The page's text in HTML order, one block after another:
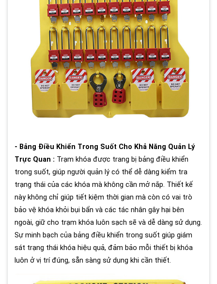
- Bảng Điều Khiển Trong Suốt Cho Khả Năng Quản Lý
Trực Quan : Trạm khóa được trang bị bảng điều khiển
trong suốt, giúp người quản lý có thể dễ dàng kiểm tra
trạng thái của các khóa mà không cần mở nắp. Thiết kế
này không chỉ giúp tiết kiệm thời gian mà còn có vai trò
bảo vệ khóa khỏi bụi bẩn và các tác nhân gây hại bên
ngoài, giữ cho trạm khóa luôn sạch sẽ và dễ dàng sử dụng.
Sự minh bạch của bảng điều khiển trong suốt giúp giám
sát trạng thái khóa hiệu quả, đảm bảo mỗi thiết bị khóa
luôn ở vị trí đúng, sẵn sàng sử dụng khi cần thiết.